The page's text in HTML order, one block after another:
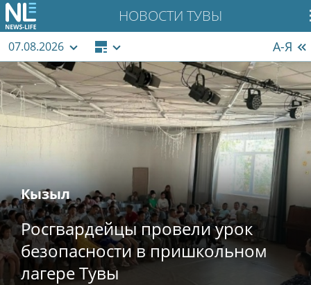
НОВОСТИ ТУВЫ
07.08.2026 А-Я
Кызыл
Росгвардейцы провели урок
безопасности в пришкольном
лагере Тувы